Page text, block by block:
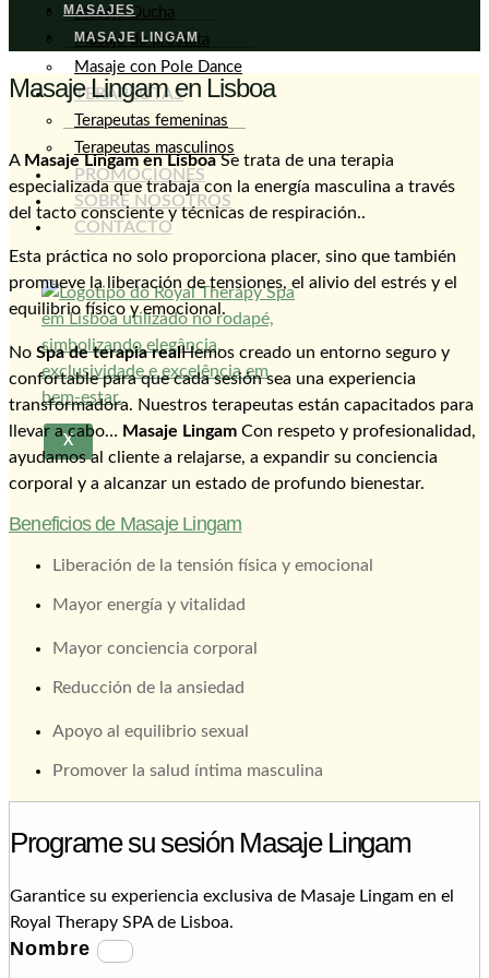
Masaje Ducha
Masaje de próstata
Masaje con Pole Dance
TERAPEUTAS
Terapeutas femeninas
Terapeutas masculinos
PROMOCIONES
SOBRE NOSOTROS
CONTACTO
X
MASAJES
MASAJE LINGAM
Masaje Lingam en Lisboa
A Masaje Lingam en LisboaSe trata de una terapia
especializada que trabaja con la energía masculina a través
del tacto consciente y técnicas de respiración..
Esta práctica no solo proporciona placer, sino que también
promueve la liberación de tensiones, el alivio del estrés y el
equilibrio físico y emocional.
No Spa de terapia realHemos creado un entorno seguro y
confortable para que cada sesión sea una experiencia
transformadora. Nuestros terapeutas están capacitados para
llevar a cabo… Masaje Lingam Con respeto y profesionalidad,
ayudamos al cliente a relajarse, a expandir su conciencia
corporal y a alcanzar un estado de profundo bienestar.
Beneficios de Masaje Lingam
Liberación de la tensión física y emocional
Mayor energía y vitalidad
Mayor conciencia corporal
Reducción de la ansiedad
Apoyo al equilibrio sexual
Promover la salud íntima masculina
Programe su sesión Masaje Lingam
Garantice su experiencia exclusiva de Masaje Lingam en el
Royal Therapy SPA de Lisboa.
Nombre